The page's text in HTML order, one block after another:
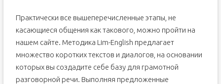
Практически все вышеперечисленные этапы, не
касающиеся общения как такового, можно пройти на
нашем сайте. Методика Lim-English предлагает
множество коротких текстов и диалогов, на основании
которых вы создадите себе базу для грамотной
разговорной речи. Выполняя предложенные